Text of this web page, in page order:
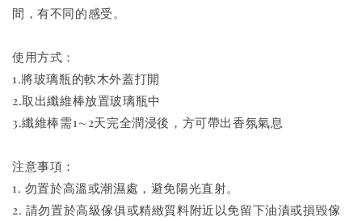
間，有不同的感受。
使用方式：
1.將玻璃瓶的軟木外蓋打開
2.取出纖維棒放置玻璃瓶中
3.纖維棒需1∼2天完全潤浸後，方可帶出香氛氣息
注意事項：
1. 勿置於高溫或潮濕處，避免陽光直射。
2. 請勿置於高級傢俱或精緻質料附近以免留下油漬或損毀傢